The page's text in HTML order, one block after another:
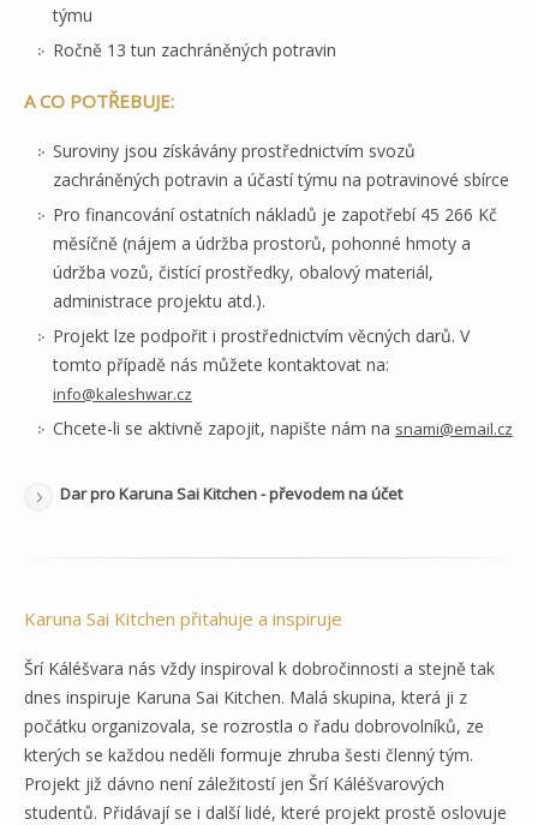
týmu
Ročně 13 tun zachráněných potravin
A CO POTŘEBUJE:
Suroviny jsou získávány prostřednictvím svozů
zachráněných potravin a účastí týmu na potravinové sbírce
Pro financování ostatních nákladů je zapotřebí 45 266 Kč
měsíčně (nájem a údržba prostorů, pohonné hmoty a
údržba vozů, čistící prostředky, obalový materiál,
administrace projektu atd.).
Projekt lze podpořit i prostřednictvím věcných darů. V
tomto případě nás můžete kontaktovat na:
info@kaleshwar.cz
Chcete-li se aktivně zapojit, napište nám na snami@email.cz
Dar pro Karuna Sai Kitchen - převodem na účet
Karuna Sai Kitchen přitahuje a inspiruje
Šrí Káléšvara nás vždy inspiroval k dobročinnosti a stejně tak
dnes inspiruje Karuna Sai Kitchen. Malá skupina, která ji z
počátku organizovala, se rozrostla o řadu dobrovolníků, ze
kterých se každou neděli formuje zhruba šesti členný tým.
Projekt již dávno není záležitostí jen Šrí Káléšvarových
studentů. Přidávají se i další lidé, které projekt prostě oslovuje